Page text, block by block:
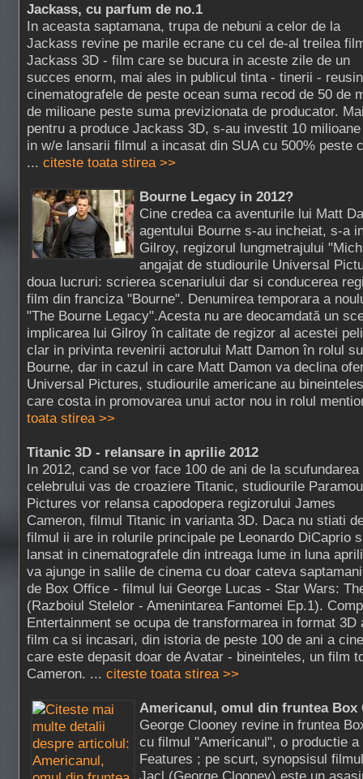
Jackass, cu parfum de no.1
In aceasta saptamana, trupa de nebuni a celor de la
Jackass revine pe marile ecrane cu cel de-al treilea
Jackass 3D - film care se bucura in aceste zile de un
succes enorm, mai ales in publicul tinta - tinerii -
cinematografele de peste ocean suma recod de 50 de
de milioane peste suma previzionata de producator.
pentru a produce Jackass 3D, s-au investit 10
in w/e lansarii filmul a incasat din SUA cu 500% peste
... citeste toata stirea >>
Bourne Legacy in 2012?
Cine credea ca aventurile lui Matt
agentului Bourne s-au incheiat, s-a
Gilroy, regizorul lungmetrajului
angajat de studiourile Universal
doua lucruri: scrierea scenariului dar si conducerea
film din franciza "Bourne". Denumirea temporara a
"The Bourne Legacy".Acesta nu are deocamdată un
implicarea lui Gilroy în calitate de regizor al acestei
clar in privinta revenirii actorului Matt Damon în rolul
Bourne, dar in cazul in care Matt Damon va declina
Universal Pictures, studiourile americane au
care costa in promovarea unui actor nou in rolul
toata stirea >>
Titanic 3D - relansare in aprilie 2012
In 2012, cand se vor face 100 de ani de la scufundarea
celebrului vas de croaziere Titanic, studiourile
Pictures vor relansa capodopera regizorului James
Cameron, filmul Titanic in varianta 3D. Daca nu stiati
filmul ii are in rolurile principale pe Leonardo DiCaprio
lansat in cinematografele din intreaga lume in luna
va ajunge in salile de cinema cu doar cateva
de Box Office - filmul lui George Lucas - Star Wars:
(Razboiul Stelelor - Amenintarea Fantomei Ep.1).
Entertainment se ocupa de transformarea in format 3D
film ca si incasari, din istoria de peste 100 de ani a
care este depasit doar de Avatar - bineinteles, un film
Cameron. ... citeste toata stirea >>
Americanul, omul din fruntea Box
George Clooney revine in fruntea
cu filmul "Americanul", o productie
Features ; pe scurt, synopsisul
Jacl (George Clooney) este un